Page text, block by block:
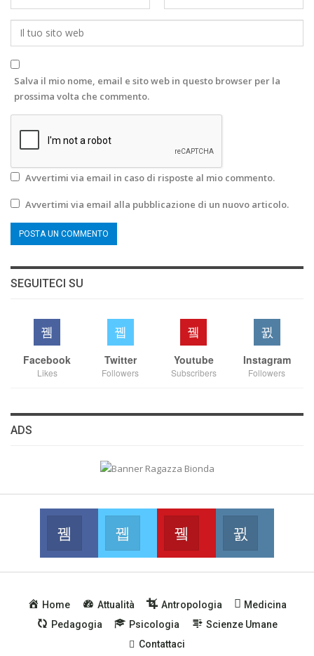
Salva il mio nome, email e sito web in questo browser per la
prossima volta che commento.
Avvertimi via email in caso di risposte al mio commento.
Avvertimi via email alla pubblicazione di un nuovo articolo.
SEGUITECI SU
Facebook
Likes
Twitter
Followers
Youtube
Subscribers
Instagram
Followers
ADS
Facebook
Join us on FacebookJoin us on Twitter
Youtube
Join us on Youtube
Home Attualità Antropologia
Medicina
Pedagogia
Psicologia
Scienze Umane
Contattaci